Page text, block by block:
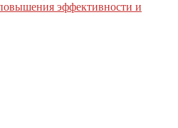
эффективности и